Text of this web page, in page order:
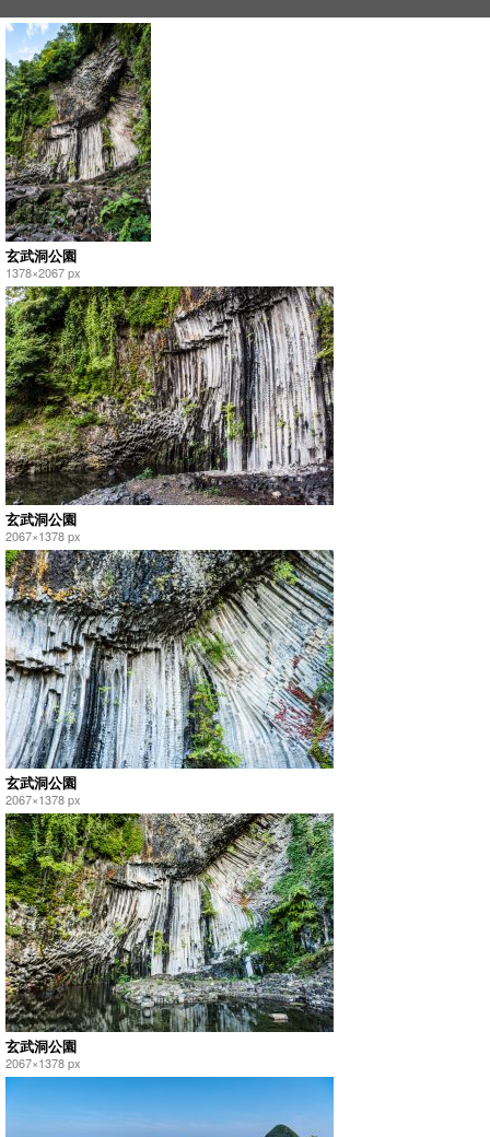
玄武洞公園
1378×2067 px
玄武洞公園
2067×1378 px
玄武洞公園
2067×1378 px
玄武洞公園
2067×1378 px